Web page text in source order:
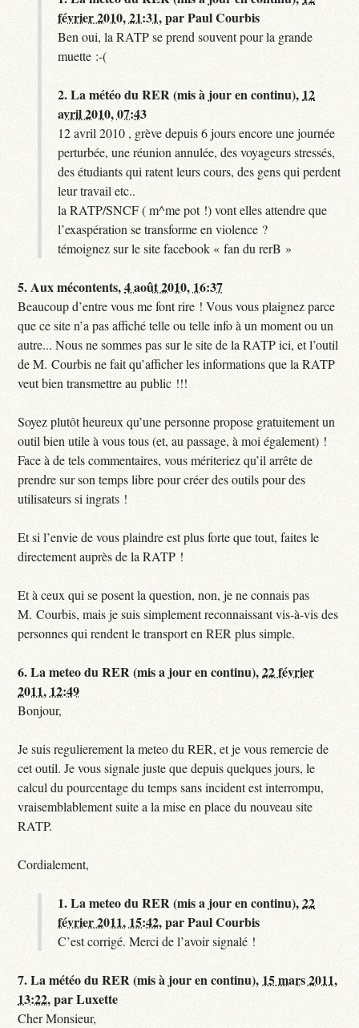
février 2010, 21:31,parPaul Courbis
Ben oui, la RATP se prend souvent pour la grande
muette :-(
2.La météo du RER (mis à jour en continu), 12
avril 2010, 07:43
12 avril 2010 , grève depuis 6 jours encore une journée
perturbée, une réunion annulée, des voyageurs stressés,
des étudiants qui ratent leurs cours, des gens qui perdent
leur travail etc..
la RATP/SNCF ( m^me pot !) vont elles attendre que
l’exaspération se transforme en violence ?
témoignez sur le site facebook « fan du rerB »
5.Aux mécontents,4 août 2010, 16:37
Beaucoup d’entre vous me font rire ! Vous vous plaignez parce
que ce site n’a pas affiché telle ou telle info à un moment ou un
autre... Nous ne sommes pas sur le site de la RATP ici, et l’outil
de M. Courbis ne fait qu’afficher les informations que la RATP
veut bien transmettre au public !!!
Soyez plutôt heureux qu’une personne propose gratuitement un
outil bien utile à vous tous (et, au passage, à moi également) !
Face à de tels commentaires, vous mériteriez qu’il arrête de
prendre sur son temps libre pour créer des outils pour des
utilisateurs si ingrats !
Et si l’envie de vous plaindre est plus forte que tout, faites le
directement auprès de la RATP !
Et à ceux qui se posent la question, non, je ne connais pas
M. Courbis, mais je suis simplement reconnaissant vis-à-vis des
personnes qui rendent le transport en RER plus simple.
6.La meteo du RER (mis a jour en continu),22 février
2011, 12:49
Bonjour,
Je suis regulierement la meteo du RER, et je vous remercie de
cet outil. Je vous signale juste que depuis quelques jours, le
calcul du pourcentage du temps sans incident est interrompu,
vraisemblablement suite a la mise en place du nouveau site
RATP.
Cordialement,
1.La meteo du RER (mis a jour en continu),22
février 2011, 15:42,parPaul Courbis
C’est corrigé. Merci de l’avoir signalé !
7.La météo du RER (mis à jour en continu), 15 mars 2011,
13:22,parLuxette
Cher Monsieur,